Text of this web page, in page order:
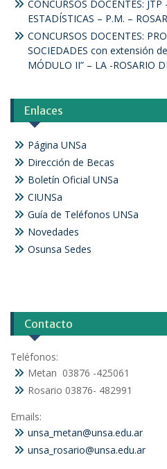
CONCURSOS DOCENTES:
ESTADÍSTICAS – P.M. –
CONCURSOS DOCENTES:
SOCIEDADES con extensión
MÓDULO II” – LA -ROSARIO
Enlaces
Página UNSa
Dirección de Becas
Boletín Oficial UNSa
CIUNSa
Guía de Teléfonos UNSa
Novedades
Osunsa Sedes
Contacto
Teléfonos:
Metan 03876 -425061
Rosario 03876- 482991
Emails:
unsa_metan@unsa.edu.ar
unsa_rosario@unsa.edu.ar